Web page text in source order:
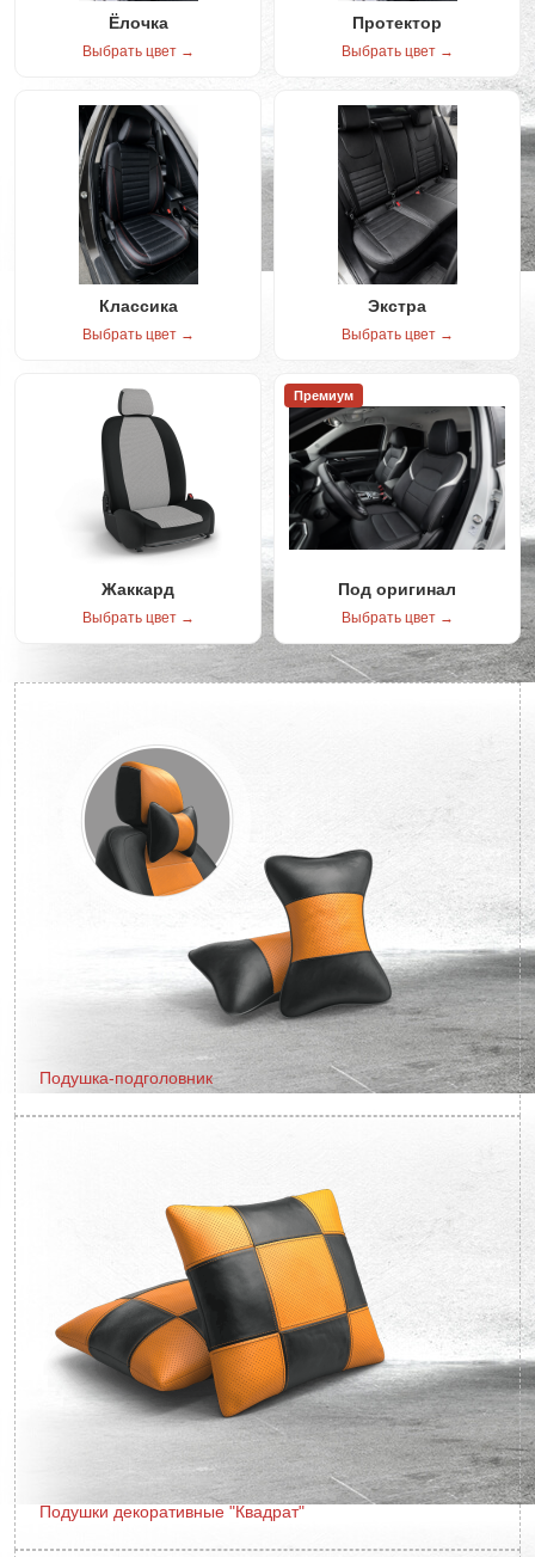
Ёлочка
Выбрать цвет →
Протектор
Выбрать цвет →
Классика
Выбрать цвет →
Экстра
Выбрать цвет →
Жаккард
Выбрать цвет →
Премиум
Под оригинал
Выбрать цвет →
Подушка-подголовник
Подушки декоративные "Квадрат"